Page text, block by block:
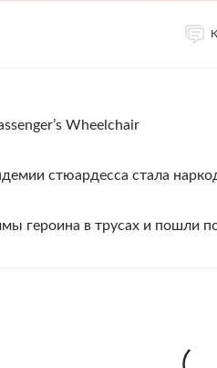
Wheelchair
стюардесса стала
героина в трусах и пошли